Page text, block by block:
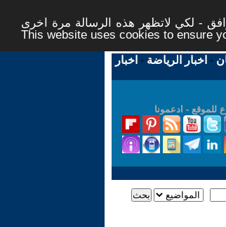
- لكي لاتظهر هذه الرسالة مرة اخرى -
This website uses cookies to ensure
- اخبار الرياضة - اخبار
للموقع - ادعمونا